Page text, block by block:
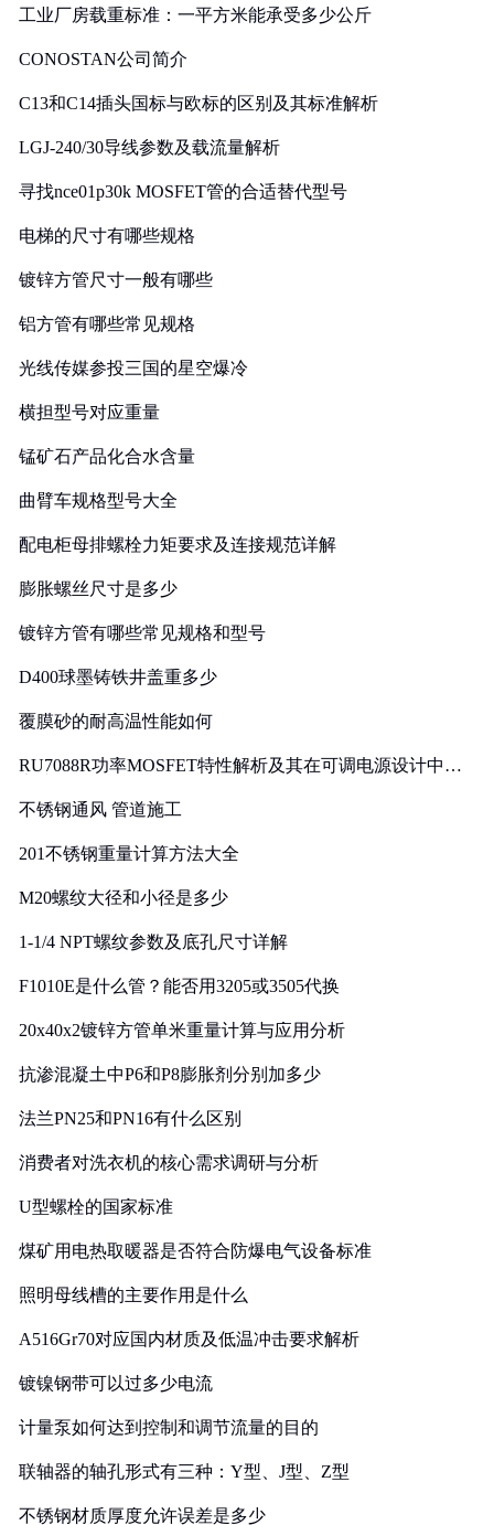
工业厂房载重标准：一平方米能承受多少公斤
CONOSTAN公司简介
C13和C14插头国标与欧标的区别及其标准解析
LGJ-240/30导线参数及载流量解析
寻找nce01p30k MOSFET管的合适替代型号
电梯的尺寸有哪些规格
镀锌方管尺寸一般有哪些
铝方管有哪些常见规格
光线传媒参投三国的星空爆冷
横担型号对应重量
锰矿石产品化合水含量
曲臂车规格型号大全
配电柜母排螺栓力矩要求及连接规范详解
膨胀螺丝尺寸是多少
镀锌方管有哪些常见规格和型号
D400球墨铸铁井盖重多少
覆膜砂的耐高温性能如何
RU7088R功率MOSFET特性解析及其在可调电源设计中的
不锈钢通风 管道施工
201不锈钢重量计算方法大全
M20螺纹大径和小径是多少
1-1/4 NPT螺纹参数及底孔尺寸详解
F1010E是什么管？能否用3205或3505代换
20x40x2镀锌方管单米重量计算与应用分析
抗渗混凝土中P6和P8膨胀剂分别加多少
法兰PN25和PN16有什么区别
消费者对洗衣机的核心需求调研与分析
U型螺栓的国家标准
煤矿用电热取暖器是否符合防爆电气设备标准
照明母线槽的主要作用是什么
A516Gr70对应国内材质及低温冲击要求解析
镀镍钢带可以过多少电流
计量泵如何达到控制和调节流量的目的
联轴器的轴孔形式有三种：Y型、J型、Z型
不锈钢材质厚度允许误差是多少